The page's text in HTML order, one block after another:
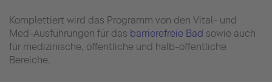
Komplettiert wird das Programm von den Vital- und
Med-Ausführungen für das barrierefreie Bad sowie auch
für medizinische, öffentliche und halb-öffentliche
Bereiche.